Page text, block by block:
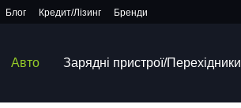
Блог Кредит/Лізинг Бренди
Авто Зарядні пристрої/Перехідники